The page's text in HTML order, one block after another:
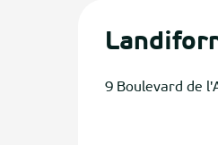
9 Boulevard de